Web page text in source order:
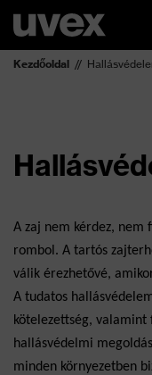
Kezdőoldal
A zaj nem kérdez, nem
rombol. A tartós
válik érezhetővé,
A tudatos
kötelezettség, valamint
hallásvédelmi
minden környezetben